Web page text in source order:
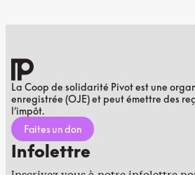
La Coop de solidarité Pivot est une
enregistrée (OJE) et peut émettre des
l’impôt.
Faites un don
Infolettre